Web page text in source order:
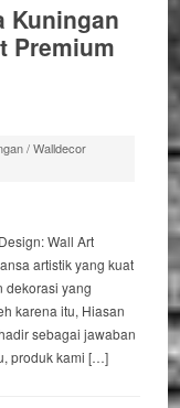
Kuningan
Premium
/Walldecor
Wall Art
artistik yang kuat
dekorasi yang
karena itu, Hiasan
sebagai jawaban
produk kami […]